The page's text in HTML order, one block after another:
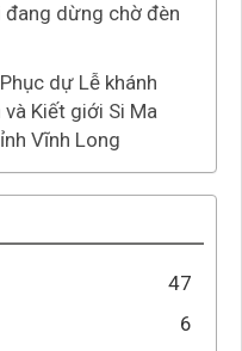
dừng chờ đèn
dự Lễ khánh
Kiết giới Si Ma
Vĩnh Long
47
6